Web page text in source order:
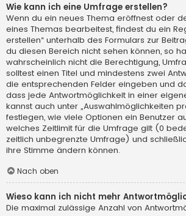
Wie kann ich eine Umfrage erstellen?
Wenn du ein neues Thema eröffnest oder
eines Themas bearbeitest, findest du ein
erstellen“ unterhalb des Formulars zur
du diesen Bereich nicht sehen können, so
wahrscheinlich nicht die Berechtigung,
solltest einen Titel und mindestens zwei
die entsprechenden Felder eingeben und
dass jede Antwortmöglichkeit in einer
kannst auch unter „Auswahlmöglichkeiten
festlegen, wie viele Optionen ein Benutzer
welches Zeitlimit für die Umfrage gilt (0
zeitlich unbegrenzte Umfrage) und
ihre Stimme ändern können.
Nach oben
Wieso kann ich nicht mehr
Die maximal zulässige Anzahl von